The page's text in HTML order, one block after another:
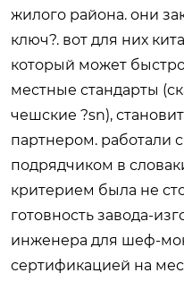
жилого района. они
ключ?. вот для них
который может
местные стандарты
чешские ?sn),
партнером. работали
подрядчиком в
критерием была не
готовность завода-
инженера для шеф-
сертификацией на